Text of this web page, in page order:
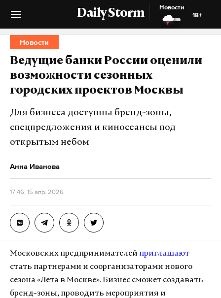
Daily Storm
Новости
18+
Новости
Ведущие банки России оценили
возможности сезонных
городских проектов Москвы
Для бизнеса доступны бренд-зоны,
спецпредложения и киносеансы под
открытым небом
Анна Иванова
17:46, 15 апр. 2026
Московских предпринимателей приглашают
стать партнерами и соорганизаторами нового
сезона «Лета в Москве». Бизнес сможет создавать
бренд-зоны, проводить мероприятия и